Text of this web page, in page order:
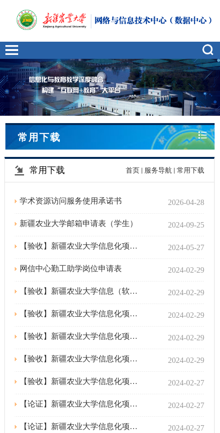
常用下载
常用下载 首页 服务导航 常用下载
学术资源访问服务使用承诺书 2026-04-28
新疆农业大学邮箱申请表（学生） 2024-09-25
【验收】新疆农业大学信息化项目验收报告（验收通过后提交） 2024-05-27
网信中心勤工助学岗位申请表 2024-02-29
【验收】新疆农业大学信息（软件）系统验收规范 （试行） 2024-02-29
【验收】新疆农业大学信息化项目承建方终验汇报PPT模板 2024-02-29
【验收】新疆农业大学信息化项目终验材料清单目录 2024-02-29
【验收】新疆农业大学信息化项目终验材料模板 2024-02-29
【验收】新疆农业大学信息化项目初验报告及智慧校园对接确认报告 2024-02-27
【论证】新疆农业大学信息化项目论证会材料 2024-02-27
【论证】新疆农业大学信息化项目申报书 2024-02-27